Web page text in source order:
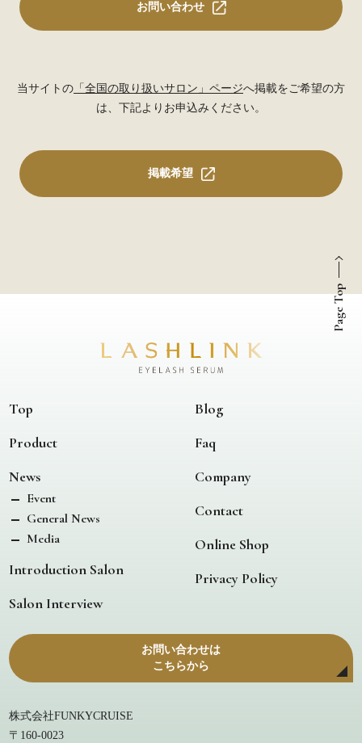
お問い合わせ
当サイトの 「全国の取り扱いサロン」ページへ掲載をご希望の方
は、下記よりお申込みください。
掲載希望
Page Top
Top
Product
News
Event
General News
Media
Introduction Salon
Salon Interview
Blog
Faq
Company
Contact
Online Shop
Privacy Policy
お問い合わせは
こちらから
株式会社FUNKYCRUISE
〒160-0023